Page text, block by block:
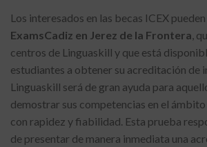
Los interesados en las becas ICEX
ExamsCadiz en Jerez de la Frontera ,
centros de Linguaskill y que está
estudiantes a obtener su acreditación de
Linguaskill será de gran ayuda para
demostrar sus competencias en el
con rapidez y fiabilidad. Esta prueba
de presentar de manera inmediata una